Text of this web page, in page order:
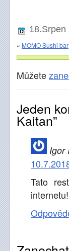
18.Srpen
« MOMO Sushi bar
Můžete
Jeden
Kaitan”
Igor
Tato